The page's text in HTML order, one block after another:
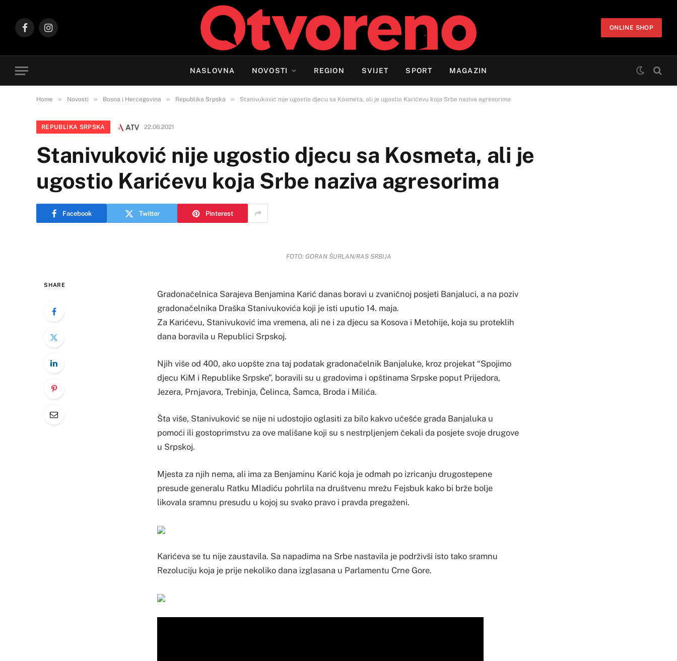
FacebookInstagram
ONLINE SHOP
NASLOVNA NOVOSTI REGION SVIJET SPORT MAGAZIN
Home » Novosti » Bosna i Hercegovina » Republika Srpska » Stanivuković nije ugostio djecu sa Kosmeta, ali je ugostio Karićevu koja Srbe naziva agresorima
REPUBLIKA SRPSKA 22.06.2021
Stanivuković nije ugostio djecu sa Kosmeta, ali je
ugostio Karićevu koja Srbe naziva agresorima
Facebook Twitter Pinterest
FOTO: GORAN ŠURLAN/RAS SRBIJA
SHARE
Gradonačelnica Sarajeva Benjamina Karić danas boravi u zvaničnoj posjeti Banjaluci, a na poziv
gradonačelnika Draška Stanivukovića koji je isti uputio 14. maja.
Za Karićevu, Stanivuković ima vremena, ali ne i za djecu sa Kosova i Metohije, koja su proteklih
dana boravila u Republici Srpskoj.
Njih više od 400, ako uopšte zna taj podatak gradonačelnik Banjaluke, kroz projekat “Spojimo
djecu KiM i Republike Srpske”, boravili su u gradovima i opštinama Srpske poput Prijedora,
Jezera, Prnjavora, Trebinja, Čelinca, Šamca, Broda i Milića.
Šta više, Stanivuković se nije ni udostojio oglasiti za bilo kakvo učešće grada Banjaluka u
pomoći ili gostoprimstvu za ove mališane koji su s nestrpljenjem čekali da posjete svoje drugove
u Srpskoj.
Mjesta za njih nema, ali ima za Benjaminu Karić koja je odmah po izricanju drugostepene
presude generalu Ratku Mladiću pohrlila na društvenu mrežu Fejsbuk kako bi brže bolje
likovala sramnu presudu u kojoj su svako pravo i pravda pregaženi.
Karićeva se tu nije zaustavila. Sa napadima na Srbe nastavila je podrživši isto tako sramnu
Rezoluciju koja je prije nekoliko dana izglasana u Parlamentu Crne Gore.